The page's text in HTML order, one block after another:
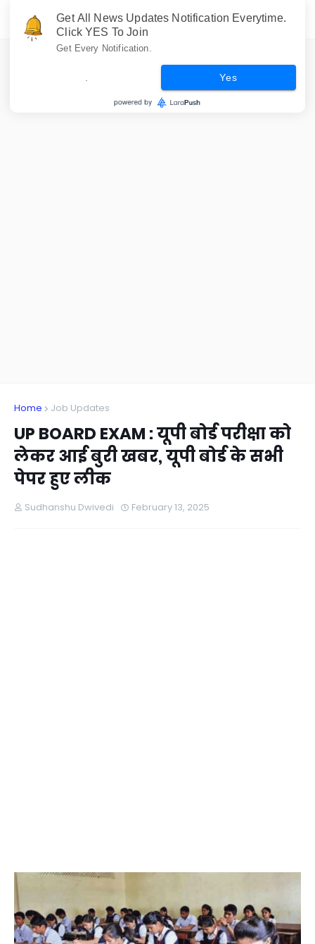
Home Job Updates
UP BOARD EXAM : यूपी बोर्ड परीक्षा को
लेकर आई बुरी खबर, यूपी बोर्ड के सभी
पेपर हुए लीक
Sudhanshu Dwivedi February 13, 2025
Get All News Updates Notification Everytime.
Click YES To Join
Get Every Notification.
Yes